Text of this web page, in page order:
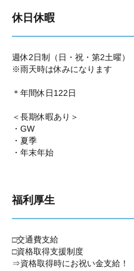
休日休暇
週休2日制（日・祝・第2土曜）
※雨天時は休みになります
＊年間休日122日
＜長期休暇あり＞
・GW
・夏季
・年末年始
福利厚生
□交通費支給
□資格取得支援制度
⇒資格取得時にお祝い金支給！